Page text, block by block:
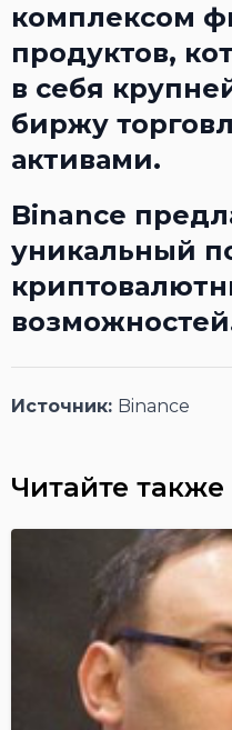
комплексом
продуктов,
в себя
биржу
активами.
Binance
уникальный
Источник: Binance
Читайте также